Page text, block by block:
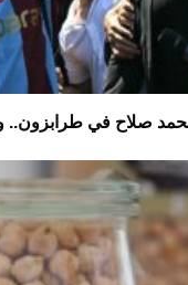
صلاح في طرابزون..